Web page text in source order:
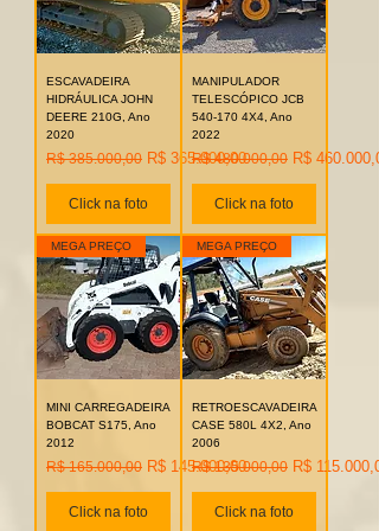
ESCAVADEIRA
HIDRÁULICA JOHN
DEERE 210G, Ano
2020
Preço normal
R$ 385.000,00 Preço promocional
R$ 365.000,00
Click na foto
MANIPULADOR
TELESCÓPICO JCB
540-170 4X4, Ano
2022
Preço normal
R$ 480.000,00 Preço
R$
Click na foto
MEGA PREÇO
MINI CARREGADEIRA
BOBCAT S175, Ano
2012
Preço normal
R$ 165.000,00 Preço promocional
R$ 145.000,00
Click na foto
MEGA PREÇO
RETROESCAVADEIRA
CASE 580L 4X2, Ano
2006
Preço normal
R$ 135.000,00 Preço
R$
Click na foto